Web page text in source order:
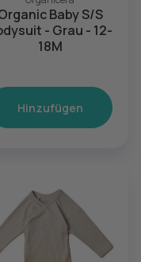
Baby S/S
- Grau - 12-
18M
Hinzufügen